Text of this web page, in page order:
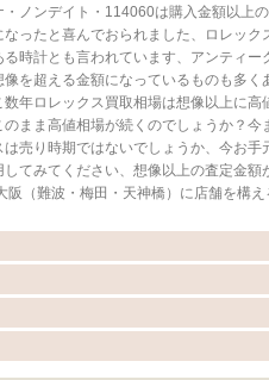
・ノンデイト・114060は購入金額以上
なったと喜んでおられました、ロレック
る時計とも言われています、アンティー
像を超える金額になっているものも多く
数年ロレックス買取相場は想像以上に高
のまま高値相場が続くのでしょうか？今
は売り時期ではないでしょうか、今お手
てみてください、想像以上の査定金額
（難波・梅田・天神橋）に店舗を構え